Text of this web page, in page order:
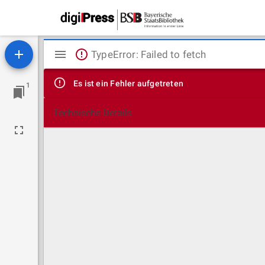
1
Mirador
Viewer
TypeError: Failed to fetch
Es ist ein Fehler aufgetreten
Technische Details